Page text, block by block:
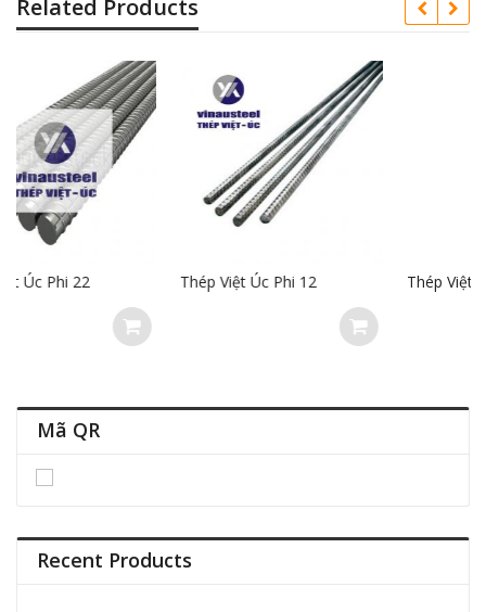
Related Products
Thép Việt Úc Phi 12 Thép Việt Úc Phi 20
Mã QR
Recent Products